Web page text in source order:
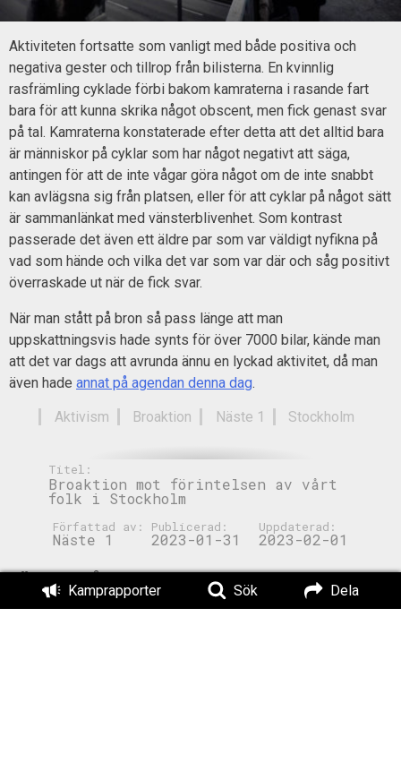
Kamprapporter Sök Dela
Aktiviteten fortsatte som vanligt med både positiva och
negativa gester och tillrop från bilisterna. En kvinnlig
rasfrämling cyklade förbi bakom kamraterna i rasande fart
bara för att kunna skrika något obscent, men fick genast svar
på tal. Kamraterna konstaterade efter detta att det alltid bara
är människor på cyklar som har något negativt att säga,
antingen för att de inte vågar göra något om de inte snabbt
kan avlägsna sig från platsen, eller för att cyklar på något sätt
är sammanlänkat med vänsterblivenhet. Som kontrast
passerade det även ett äldre par som var väldigt nyfikna på
vad som hände och vilka det var som var där och såg positivt
överraskade ut när de fick svar.
När man stått på bron så pass länge att man
uppskattningsvis hade synts för över 7000 bilar, kände man
att det var dags att avrunda ännu en lyckad aktivitet, då man
även hade annat på agendan denna dag.
Aktivism
Broaktion Näste 1 Stockholm
Titel:
Broaktion mot förintelsen av vårt
folk i Stockholm
Författad av:
Näste 1
Publicerad:
2023-01-31
Uppdaterad:
2023-02-01
Läs också: